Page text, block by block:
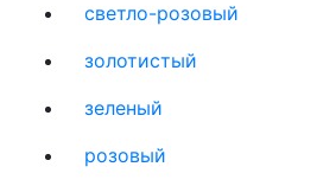
светло-розовый
золотистый
зеленый
розовый